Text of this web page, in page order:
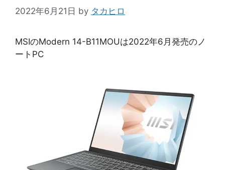
2022年6月21日 by タカヒロ
MSIのModern 14-B11MOUは2022年6月発売のノ
ートPC